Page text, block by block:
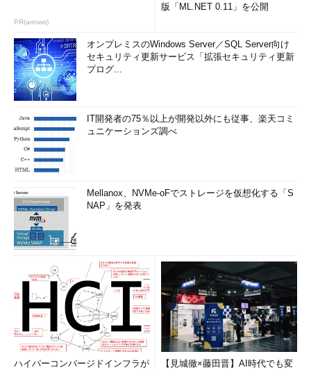
PR(arrows)
版「ML.NET 0.11」を公開
オンプレミスのWindows Server／SQL Server向け
セキュリティ更新サービス「拡張セキュリティ更新
プログ...
IT開発者の75％以上が開発以外にも従事、楽天コミ
ュニケーションズ調べ
Mellanox、NVMe-oFでストレージを仮想化する「S
NAP」を発表
ハイパーコンバージドインフラが
【見城徹×藤田晋】AI時代でも変